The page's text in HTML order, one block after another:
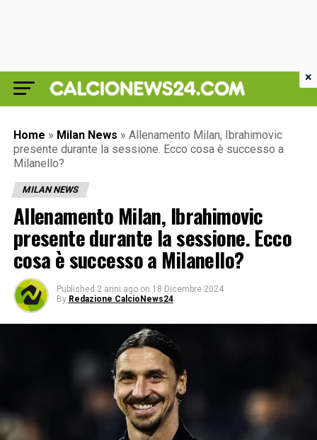
Home » Milan News » Allenamento Milan, Ibrahimovic
presente durante la sessione. Ecco cosa è successo a
Milanello?
MILAN NEWS
Allenamento Milan, Ibrahimovic
presente durante la sessione. Ecco
cosa è successo a Milanello?
Published 2 anni ago on 18 Dicembre 2024
By Redazione CalcioNews24
×